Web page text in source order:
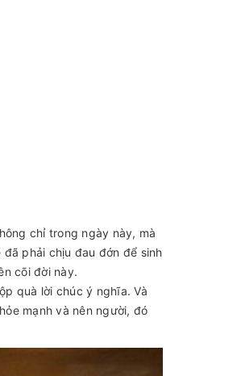
chỉ trong ngày này, mà
phải chịu đau đớn để sinh
cõi đời này.
quà lời chúc ý nghĩa. Và
mạnh và nên người, đó